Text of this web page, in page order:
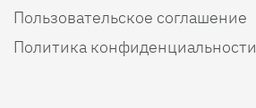
Пользовательское соглашение
Политика конфиденциальности